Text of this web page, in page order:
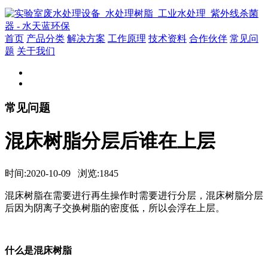
首页 产品分类 解决方案 工作原理 技术资料 合作伙伴 常见问
题 关于我们
常见问题
混床树脂分层后谁在上层
时间:2020-10-09 浏览:1845
混床树脂在需要进行再生操作时需要进行分层，混床树脂分层
后因为阴离子交换树脂的密度低，所以会浮在上层。
什么是混床树脂